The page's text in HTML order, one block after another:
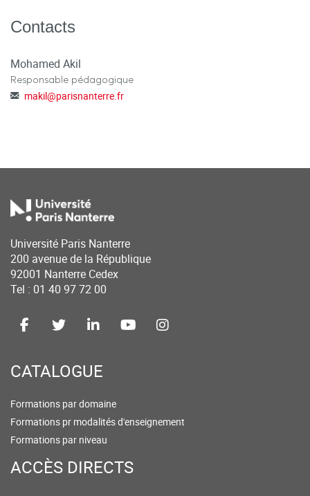
Contacts
Mohamed Akil
Responsable pédagogique
makil@parisnanterre.fr
Université Paris Nanterre
200 avenue de la République
92001 Nanterre Cedex
Tel : 01 40 97 72 00
CATALOGUE
Formations par domaine
Formations pr modalités d'enseignement
Formations par niveau
ACCÈS DIRECTS